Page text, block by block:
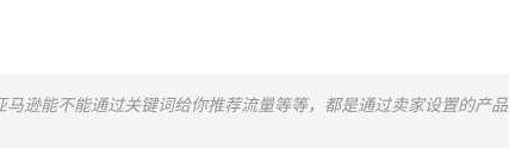
逊能不能通过关键词给你推荐流量等等，都是通过卖家设置的产